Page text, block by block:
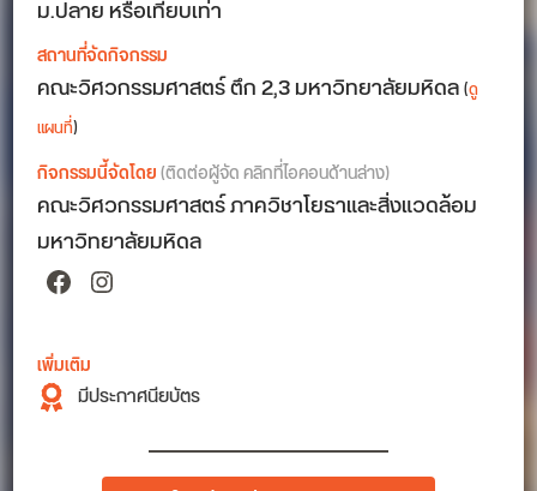
ม.ปลาย หรือเทียบเท่า
สถานที่จัดกิจกรรม
คณะวิศวกรรมศาสตร์ ตึก 2,3 มหาวิทยาลัยมหิดล(ดู
แผนที่)
กิจกรรมนี้จัดโดย(ติดต่อผู้จัด คลิกที่ไอคอนด้านล่าง)
คณะวิศวกรรมศาสตร์ ภาควิชาโยธาและสิ่งแวดล้อม
มหาวิทยาลัยมหิดล
Facebook
Instagram
เพิ่มเติม
มีประกาศนียบัตร